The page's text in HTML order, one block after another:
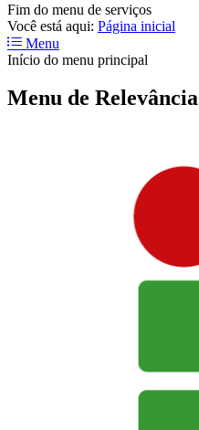
Fim do menu de serviços
Você está aqui: Página inicial
Menu
Início do menu principal
Menu de Relevância